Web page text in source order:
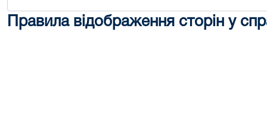
Правила відображення сторін у